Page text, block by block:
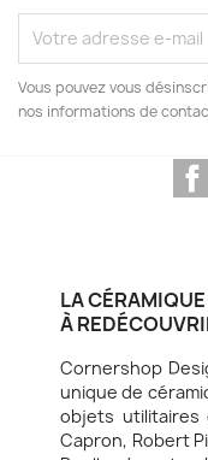
Vous pouvez vous
nos informations de
LA
À
Cornershop
unique de
objets utilitaires
Capron, Robert